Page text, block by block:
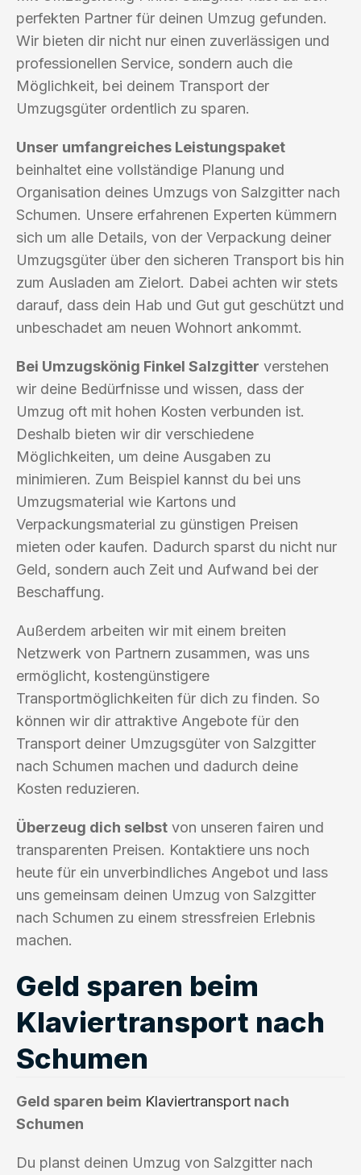
perfekten Partner für deinen Umzug gefunden.
Wir bieten dir nicht nur einen zuverlässigen und
professionellen Service, sondern auch die
Möglichkeit, bei deinem Transport der
Umzugsgüter ordentlich zu sparen.
Unser umfangreiches Leistungspaket
beinhaltet eine vollständige Planung und
Organisation deines Umzugs von Salzgitter nach
Schumen. Unsere erfahrenen Experten kümmern
sich um alle Details, von der Verpackung deiner
Umzugsgüter über den sicheren Transport bis hin
zum Ausladen am Zielort. Dabei achten wir stets
darauf, dass dein Hab und Gut gut geschützt und
unbeschadet am neuen Wohnort ankommt.
Bei Umzugskönig Finkel Salzgitter verstehen
wir deine Bedürfnisse und wissen, dass der
Umzug oft mit hohen Kosten verbunden ist.
Deshalb bieten wir dir verschiedene
Möglichkeiten, um deine Ausgaben zu
minimieren. Zum Beispiel kannst du bei uns
Umzugsmaterial wie Kartons und
Verpackungsmaterial zu günstigen Preisen
mieten oder kaufen. Dadurch sparst du nicht nur
Geld, sondern auch Zeit und Aufwand bei der
Beschaffung.
Außerdem arbeiten wir mit einem breiten
Netzwerk von Partnern zusammen, was uns
ermöglicht, kostengünstigere
Transportmöglichkeiten für dich zu finden. So
können wir dir attraktive Angebote für den
Transport deiner Umzugsgüter von Salzgitter
nach Schumen machen und dadurch deine
Kosten reduzieren.
Überzeug dich selbst von unseren fairen und
transparenten Preisen. Kontaktiere uns noch
heute für ein unverbindliches Angebot und lass
uns gemeinsam deinen Umzug von Salzgitter
nach Schumen zu einem stressfreien Erlebnis
machen.
Geld sparen beim
Klaviertransport nach
Schumen
Geld sparen beim Klaviertransport nach
Schumen
Du planst deinen Umzug von Salzgitter nach